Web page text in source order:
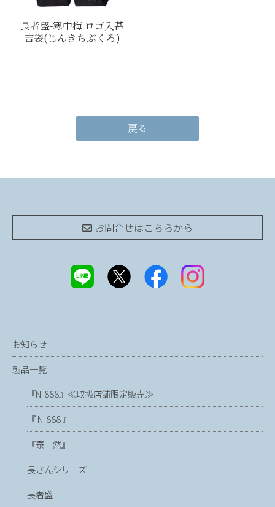
長者盛-寒中梅 ロゴ入甚
吉袋(じんきちぶくろ)
戻る
お問合せはこちらから
お知らせ
製品一覧
『N-888』≪取扱店舗限定販売≫
『 N-888 』
『泰 然』
長さんシリーズ
長者盛